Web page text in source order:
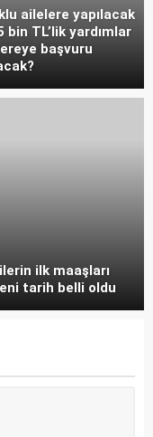
ailelere yapılacak
bin TL’lik yardımlar
başvuru
ilk maaşları
tarih belli oldu